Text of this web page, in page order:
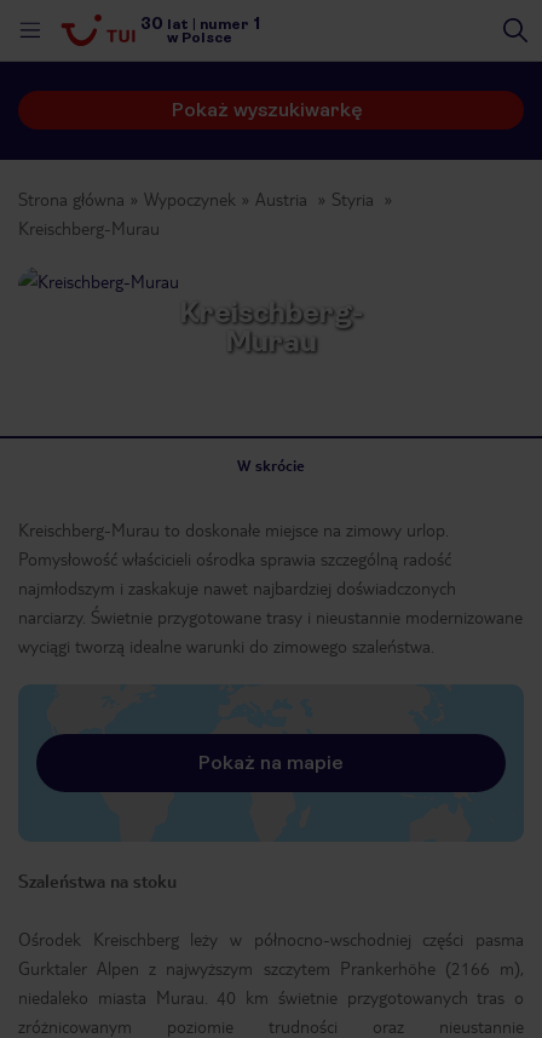
30 lat numer 1
w Polsce
Pokaż wyszukiwarkę
Strona główna Wypoczynek Austria
Styria
Kreischberg-Murau
Kreischberg-
Murau
W skrócie
Kreischberg-Murau to doskonałe miejsce na zimowy urlop.
Pomysłowość właścicieli ośrodka sprawia szczególną radość
najmłodszym i zaskakuje nawet najbardziej doświadczonych
narciarzy. Świetnie przygotowane trasy i nieustannie modernizowane
wyciągi tworzą idealne warunki do zimowego szaleństwa.
Pokaż na mapie
Szaleństwa na stoku
Ośrodek Kreischberg leży w północno-wschodniej części pasma
Gurktaler Alpen z najwyższym szczytem Prankerhöhe (2166 m),
niedaleko miasta Murau. 40 km świetnie przygotowanych tras o
zróżnicowanym poziomie trudności oraz nieustannie